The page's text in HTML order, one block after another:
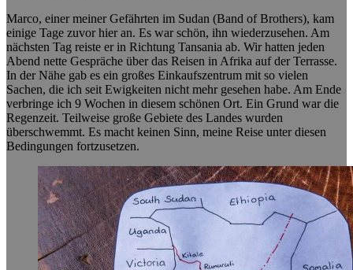
Marco, einer meiner Gefährten im Sudan (Band of Brothers), kam
einige Tage zuvor hier an. Es war schön, ihn wiederzusehen. Am
nächsten Tag reiste er in Richtung Tansania ab. Wir hatten jeden
Abend nette Gespräche über das Reisen in Afrika auf der Terrasse.
In der Nähe gab es ein großes Einkaufszentrum mit so vielen
Sachen, die ich seit Ewigkeiten nicht mehr gesehen habe. Am Ende
verbringe ich 9 Wochen in diesem schönen Ort. Ein Grund war die
Regenzeit. Teilweise große Gebiete des Landes wurden
überschwemmt. Es macht keinen Sinn, meine Reise unter diesen
Bedingungen fortzusetzen.